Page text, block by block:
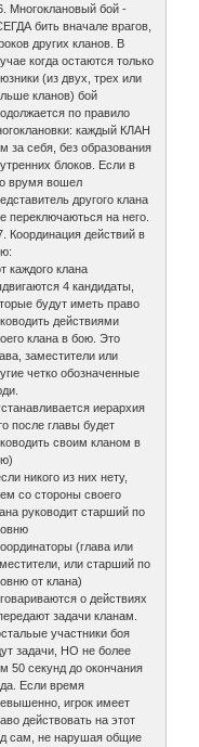
Многоклановый бой -
бить вначале врагов,
других кланов. В
когда остаются только
(из двух, трех или
кланов) бой
по правило
каждый КЛАН
за себя, без образования
блоков. Если в
врумя вошел
другого клана
переключаються на него.
Координация действий в
каждого клана
4 кандидаты,
будут иметь право
действиями
клана в бою. Это
заместители или
четко обозначенные
иерархия
после главы будет
своим кланом в
никого из них нету,
со стороны своего
руководит старший по
(глава или
или старший по
от клана)
о действиях
задачи кланам.
участники боя
задачи, НО не более
50 секунд до окончания
Если время
игрок имеет
действовать на этот
сам, не нарушая общие